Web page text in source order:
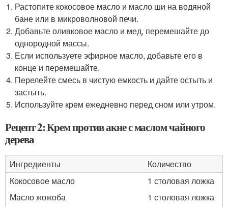
Растопите кокосовое масло и масло ши на водяной
бане или в микроволновой печи.
Добавьте оливковое масло и мед, перемешайте до
однородной массы.
Если используете эфирное масло, добавьте его в
конце и перемешайте.
Перелейте смесь в чистую емкость и дайте остыть и
застыть.
Используйте крем ежедневно перед сном или утром.
Рецепт 2: Крем против акне с маслом чайного
дерева
Ингредиенты
Количество
Кокосовое масло
1 столовая ложка
Масло жожоба
1 столовая ложка